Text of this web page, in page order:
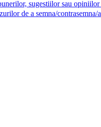
sugestiilor sau
de a semna/